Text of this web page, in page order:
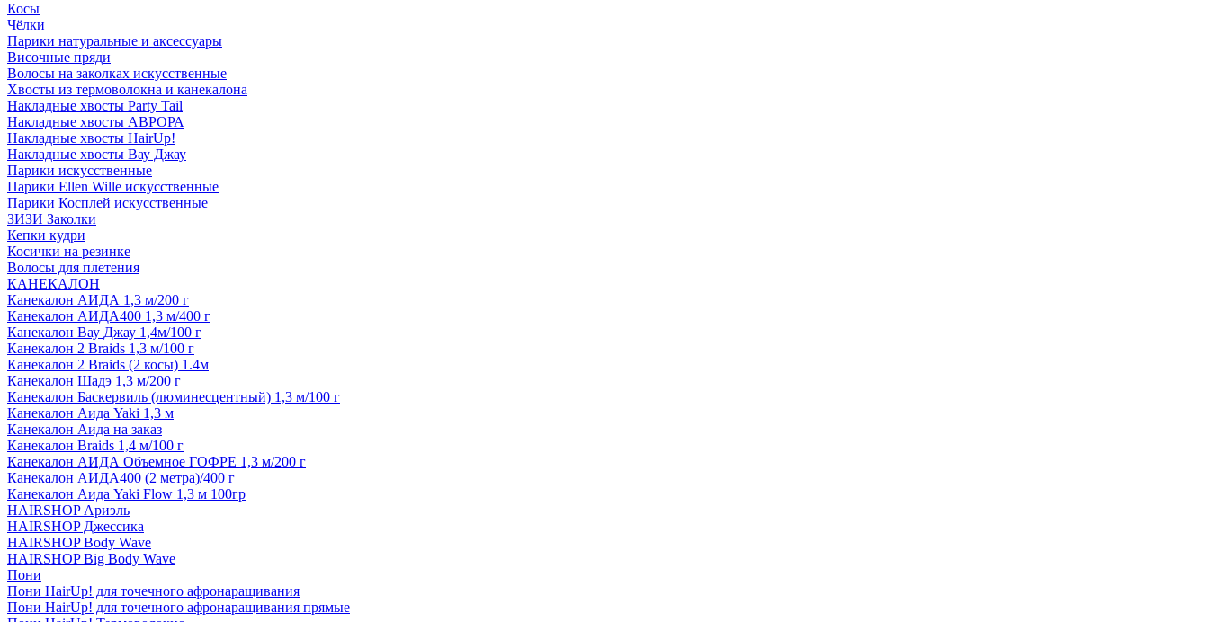
Косы
Чёлки
Парики натуральные и аксессуары
Височные пряди
Волосы на заколках искусственные
Хвосты из термоволокна и канекалона
Накладные хвосты Party Tail
Накладные хвосты АВРОРА
Накладные хвосты HairUp!
Накладные хвосты Вау Джау
Парики искусственные
Парики Ellen Wille искусственные
Парики Косплей искусственные
ЗИЗИ Заколки
Кепки кудри
Косички на резинке
Волосы для плетения
КАНЕКАЛОН
Канекалон АИДА 1,3 м/200 г
Канекалон АИДА400 1,3 м/400 г
Канекалон Вау Джау 1,4м/100 г
Канекалон 2 Braids 1,3 м/100 г
Канекалон 2 Braids (2 косы) 1.4м
Канекалон Шадэ 1,3 м/200 г
Канекалон Баскервиль (люминесцентный) 1,3 м/100 г
Канекалон Аида Yaki 1,3 м
Канекалон Аида на заказ
Канекалон Braids 1,4 м/100 г
Канекалон АИДА Объемное ГОФРЕ 1,3 м/200 г
Канекалон АИДА400 (2 метра)/400 г
Канекалон Аида Yaki Flow 1,3 м 100гр
HAIRSHOP Ариэль
HAIRSHOP Джессика
HAIRSHOP Body Wave
HAIRSHOP Big Body Wave
Пони
Пони HairUp! для точечного афронаращивания
Пони HairUp! для точечного афронаращивания прямые